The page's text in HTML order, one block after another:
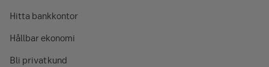
Hitta bankkontor
Hållbar ekonomi
Bli privatkund